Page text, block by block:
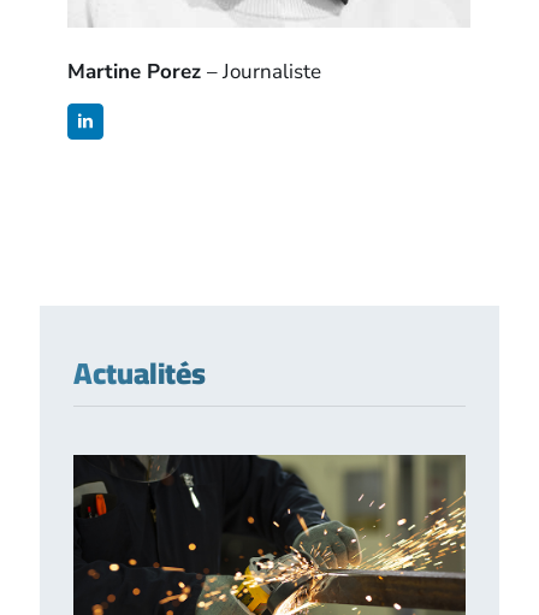
Martine Porez– Journaliste
Actualités